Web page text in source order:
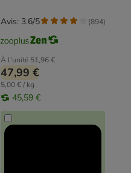
À l'unité 51,96 €
47,99 €
5,00 € / kg
45,59 €
Avis: 3.6/5 (894)